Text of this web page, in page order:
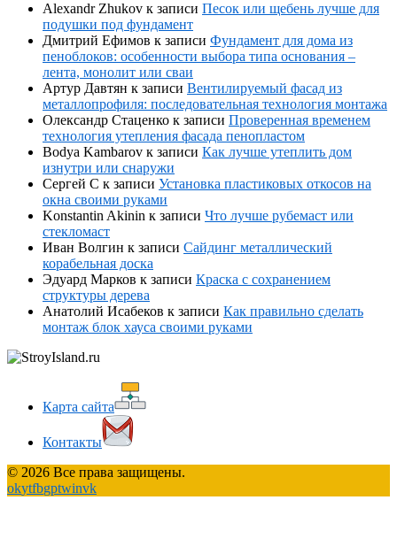
Alexandr Zhukov к записи Песок или щебень лучше для
подушки под фундамент
Дмитрий Ефимов к записи Фундамент для дома из
пеноблоков: особенности выбора типа основания –
лента, монолит или сваи
Артур Давтян к записи Вентилируемый фасад из
металлопрофиля: последовательная технология монтажа
Олександр Стаценко к записи Проверенная временем
технология утепления фасада пенопластом
Bodya Kambarov к записи Как лучше утеплить дом
изнутри или снаружи
Сергей С к записи Установка пластиковых откосов на
окна своими руками
Konstantin Akinin к записи Что лучше рубемаст или
стекломаст
Иван Волгин к записи Сайдинг металлический
корабельная доска
Эдуард Марков к записи Краска с сохранением
структуры дерева
Анатолий Исабеков к записи Как правильно сделать
монтаж блок хауса своими руками
Карта сайта
Контакты
© 2026 Все права защищены.
okytfbgptwinvk